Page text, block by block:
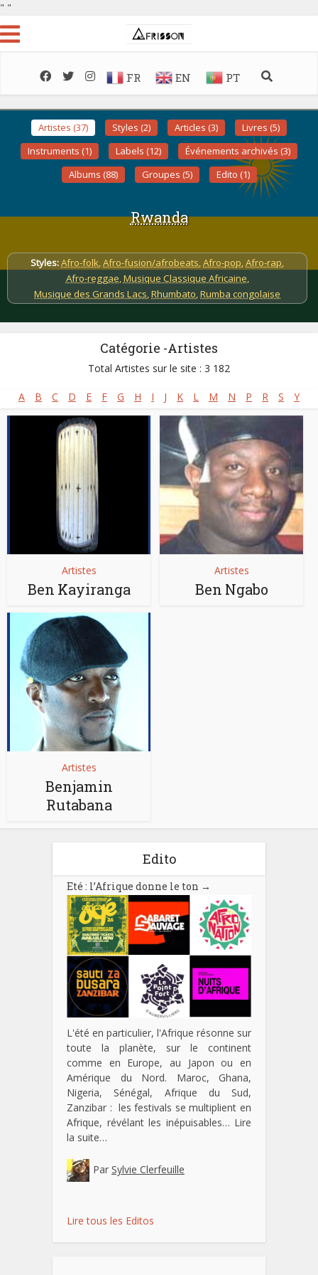
" "
FR EN PT
Artistes (37) Styles (2) Articles (3)
Livres (5)
Instruments (1)
Labels (12)
Événements archivés (3)
Albums (88)
Groupes (5) Edito (1)
Rwanda
Styles:Afro-folk,Afro-fusion/afrobeats,Afro-pop,Afro-rap,
Afro-reggae,Musique Classique Africaine,
Musique des Grands Lacs,Rhumbato,Rumba congolaise
Catégorie -Artistes
Total Artistes sur le site : 3 182
A B C D E F G H I J K L M N P R S Y
Artistes
Ben Kayiranga
Artistes
Ben Ngabo
Artistes
Benjamin
Rutabana
Edito
Eté : l’Afrique donne le ton →
L'été en particulier, l'Afrique résonne sur
toute la planète, sur le continent
comme en Europe, au Japon ou en
Amérique du Nord. Maroc, Ghana,
Nigeria, Sénégal, Afrique du Sud,
Zanzibar : les festivals se multiplient en
Afrique, révélant les inépuisables… Lire
la suite…
Par Sylvie Clerfeuille
Lire tous les Editos